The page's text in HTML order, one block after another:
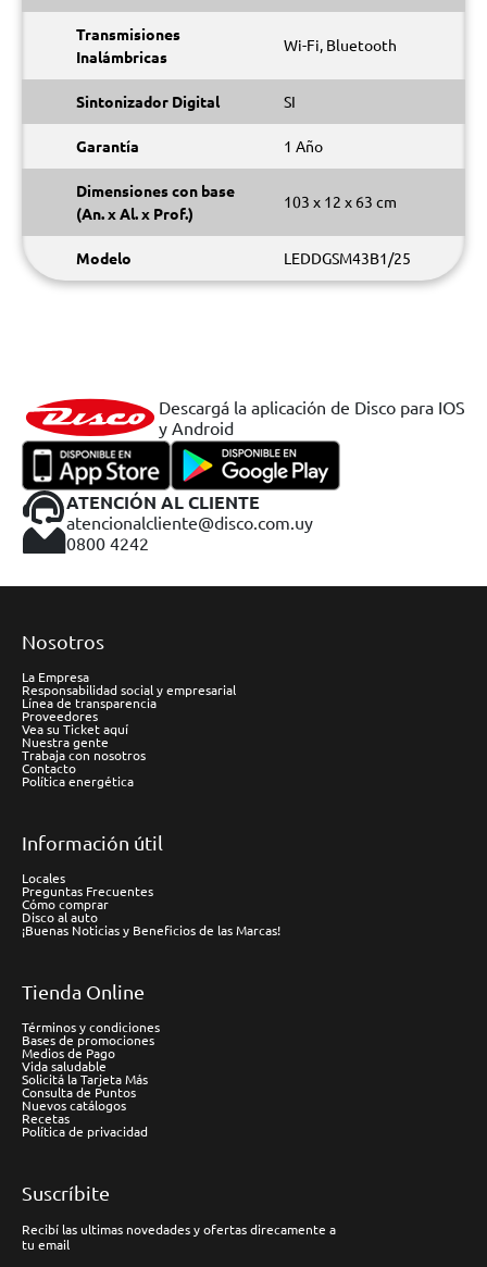
Transmisiones
Inalámbricas
Wi-Fi, Bluetooth
Sintonizador Digital SI
Garantía 1 Año
Dimensiones con base
(An. x Al. x Prof.)
103 x 12 x 63 cm
Modelo LEDDGSM43B1/25
Descargá la aplicación de Disco para IOS
y Android
ATENCIÓN AL CLIENTE
atencionalcliente@disco.com.uy
0800 4242
Nosotros
La Empresa
Responsabilidad social y empresarial
Línea de transparencia
Proveedores
Vea su Ticket aquí
Nuestra gente
Trabaja con nosotros
Contacto
Política energética
Información útil
Locales
Preguntas Frecuentes
Cómo comprar
Disco al auto
¡Buenas Noticias y Beneficios de las Marcas!
Tienda Online
Términos y condiciones
Bases de promociones
Medios de Pago
Vida saludable
Solicitá la Tarjeta Más
Consulta de Puntos
Nuevos catálogos
Recetas
Política de privacidad
Suscríbite
Recibí las ultimas novedades y ofertas direcamente a
tu email